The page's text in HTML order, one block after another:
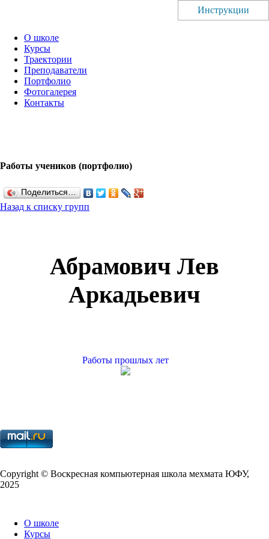
О школе
Курсы
Траектории
Преподаватели
Портфолио
Фотогалерея
Контакты
Работы учеников (портфолио)
Поделиться…
Назад к списку групп
Инструкции
Абрамович Лев
Аркадьевич
Работы прошлых лет
Copy­right © Воскресная компьютерная школа мехмата ЮФУ,
2025
О школе
Курсы